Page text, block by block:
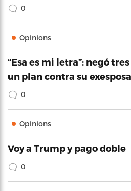
0
Opinions
“Esa es mi letra”: negó
un plan contra su
0
Opinions
Voy a Trump y pago doble
0